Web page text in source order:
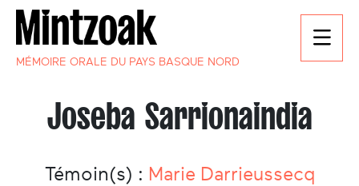
MÉMOIRE ORALE DU PAYS BASQUE NORD
Joseba Sarrionaindia
Témoin(s) : Marie Darrieussecq